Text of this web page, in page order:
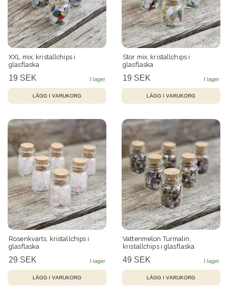
XXL mix, kristallchips i
glasflaska
19 SEK
Stor mix, kristallchips i
glasflaska
19 SEK
Rosenkvarts, kristallchips i
glasflaska
29 SEK
Vattenmelon Turmalin,
kristallchips i glasflaska
49 SEK